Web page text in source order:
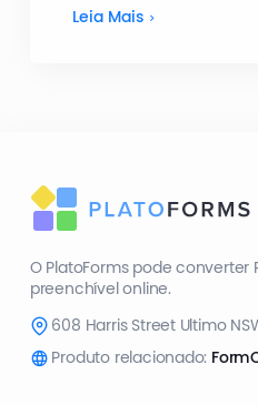
Leia Mais
O PlatoForms pode converter
preenchível online.
608 Harris Street Ultimo
Produto relacionado: